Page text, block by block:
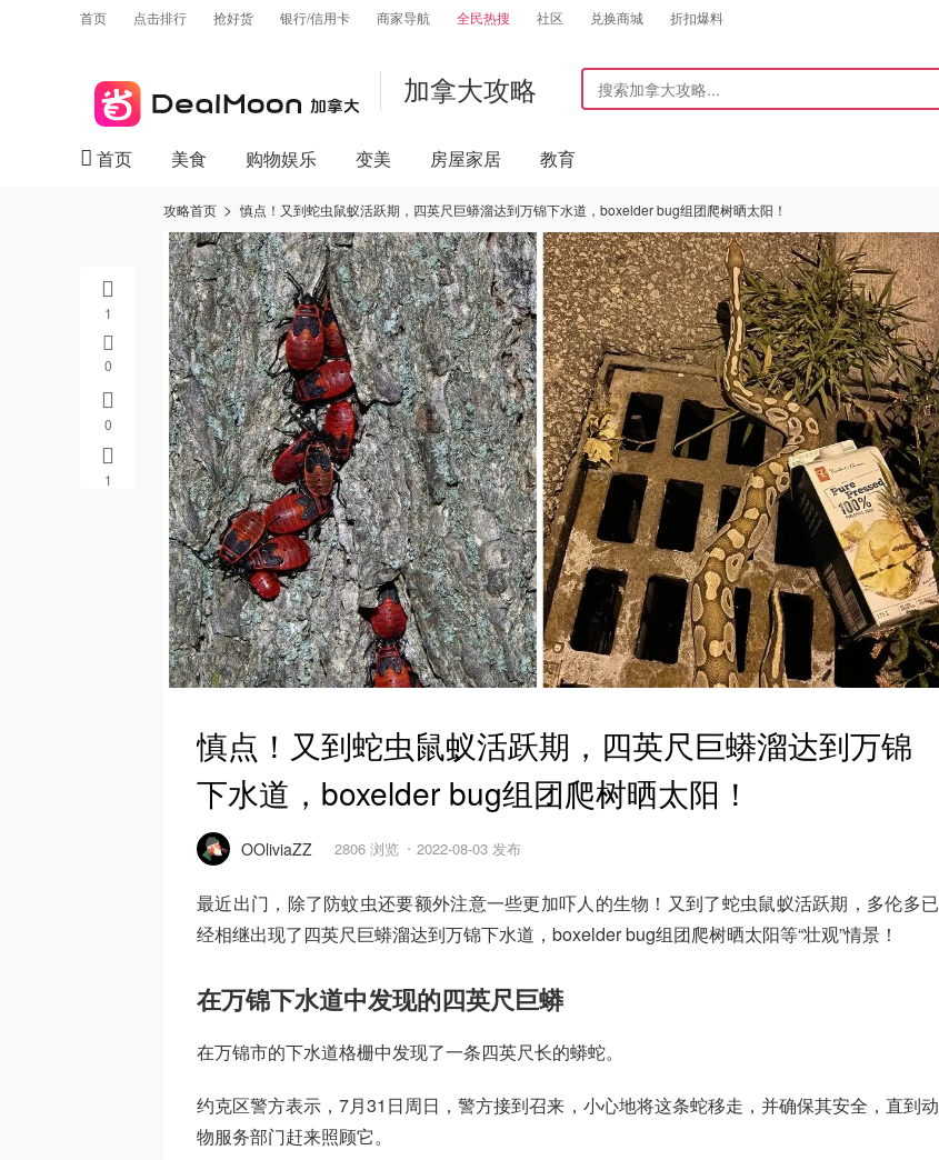
首页 点击排行 抢好货 银行/信用卡 商家导航 全民热搜 社区 兑换商城 折扣爆料
加拿大攻略
1
0
0
1
首页 美食 购物娱乐 变美 房屋家居 教育
攻略首页 慎点！又到蛇虫鼠蚁活跃期，四英尺巨蟒溜达到万锦下水道，boxelder bug组团爬树晒太阳！
慎点！又到蛇虫鼠蚁活跃期，四英尺巨蟒溜达到万锦
下水道，boxelder bug组团爬树晒太阳！
OOliviaZZ 2806 浏览 2022-08-03 发布
最近出门，除了防蚊虫还要额外注意一些更加吓人的生物！又到了蛇虫鼠蚁活跃期，多伦多已
经相继出现了四英尺巨蟒溜达到万锦下水道，boxelder bug组团爬树晒太阳等“壮观”情景！
在万锦下水道中发现的四英尺巨蟒
在万锦市的下水道格栅中发现了一条四英尺长的蟒蛇。
约克区警方表示，7月31日周日，警方接到召来，小心地将这条蛇移走，并确保其安全，直到动
物服务部门赶来照顾它。